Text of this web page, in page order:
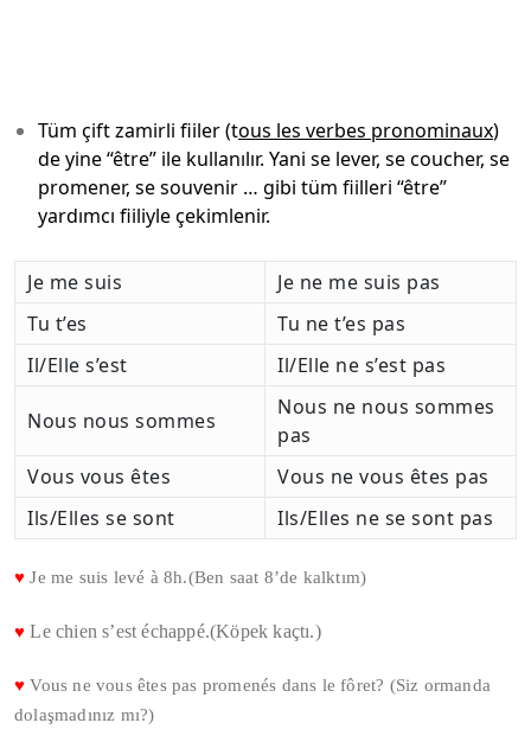
Tüm çift zamirli fiiler (tous les verbes pronominaux)
de yine “être” ile kullanılır. Yani se lever, se coucher, se
promener, se souvenir … gibi tüm fiilleri “être”
yardımcı fiiliyle çekimlenir.
Je me suis
Je ne me suis pas
Tu t’es
Tu ne t’es pas
Il/Elle s’est
Il/Elle ne s’est pas
Nous nous sommes
Nous ne nous sommes
pas
Vous vous êtes
Vous ne vous êtes pas
Ils/Elles se sont
Ils/Elles ne se sont pas
♥ Je me suis levé à 8h.(Ben saat 8’de kalktım)
♥ Le chien s’est échappé.(Köpek kaçtı.)
♥ Vous ne vous êtes pas promenés dans le fôret? (Siz ormanda
dolaşmadınız mı?)